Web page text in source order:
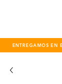
ENTREGAMOS EN